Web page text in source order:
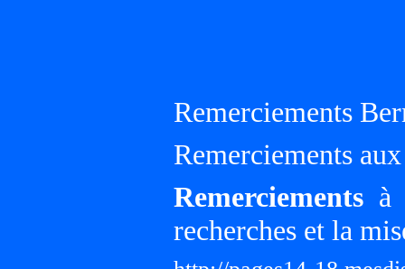
Remerciements
Remerciements
Remerciements à
recherches et la